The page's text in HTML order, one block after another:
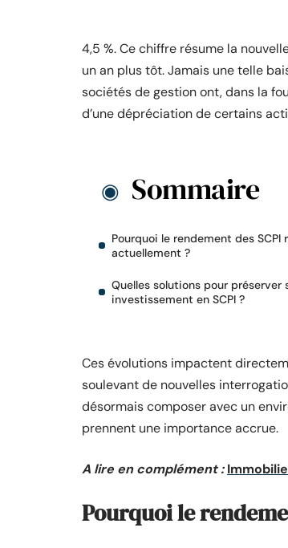
4,5 %. Ce chiffre résume la
un an plus tôt. Jamais une telle
sociétés de gestion ont, dans la
d’une dépréciation de certains
Sommaire
Pourquoi le rendement des
actuellement ?
Quelles solutions pour préserver
investissement en SCPI ?
Ces évolutions impactent
soulevant de nouvelles
désormais composer avec un
prennent une importance accrue.
A lire en complément :
Pourquoi le